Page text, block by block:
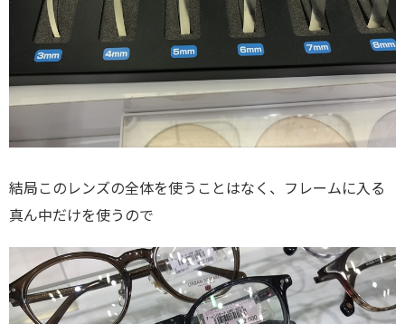
結局このレンズの全体を使うことはなく、フレームに入る
真ん中だけを使うので